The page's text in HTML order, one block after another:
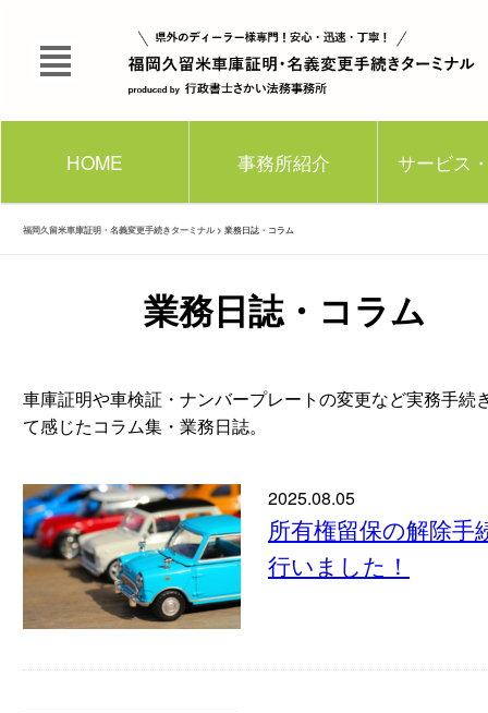
HOME 事務所紹介 サービス
福岡久留米車庫証明・名義変更手続きターミナル > 業務日誌・コラム
業務日誌・コラム
車庫証明や車検証・ナンバープレートの変更など実務手続
て感じたコラム集・業務日誌。
2025.08.05
所有権留保の解除手
行いました！